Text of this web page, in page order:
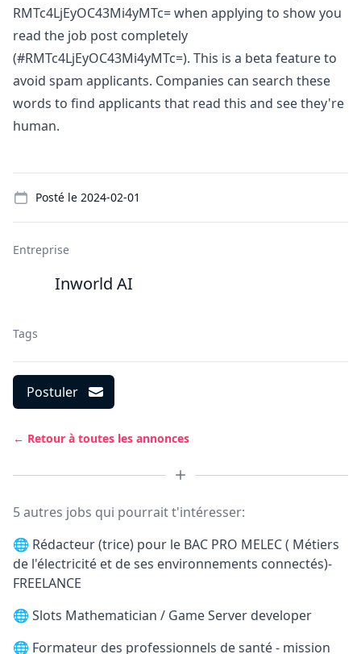
RMTc4LjEyOC43Mi4yMTc= when applying to show you
read the job post completely
(#RMTc4LjEyOC43Mi4yMTc=). This is a beta feature to
avoid spam applicants. Companies can search these
words to find applicants that read this and see they're
human.
Posté le 2024-02-01
Entreprise
Inworld AI
Tags
Postuler
← Retour à toutes les annonces
5 autres jobs qui pourrait t'intéresser:
🌐 Rédacteur (trice) pour le BAC PRO MELEC ( Métiers
de l'électricité et de ses environnements connectés)-
FREELANCE
🌐 Slots Mathematician / Game Server developer
🌐 Formateur des professionnels de santé - mission